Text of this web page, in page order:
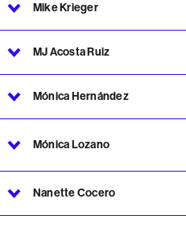
Mike Krieger
MJ Acosta Ruiz
Mónica Hernández
Mónica Lozano
Nanette Cocero